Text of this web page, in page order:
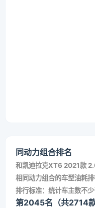
同动力组合排名
和凯迪拉克XT6 2021款
相同动力组合的车型油耗
排行标准：统计车主数不少
第2045名（共2714款